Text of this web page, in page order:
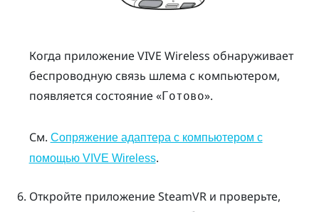
Когда приложение VIVE Wireless обнаруживает
беспроводную связь шлема с компьютером,
появляется состояние «Готово».
См. Сопряжение адаптера с компьютером с
помощью VIVE Wireless.
Откройте приложение SteamVRи проверьте,